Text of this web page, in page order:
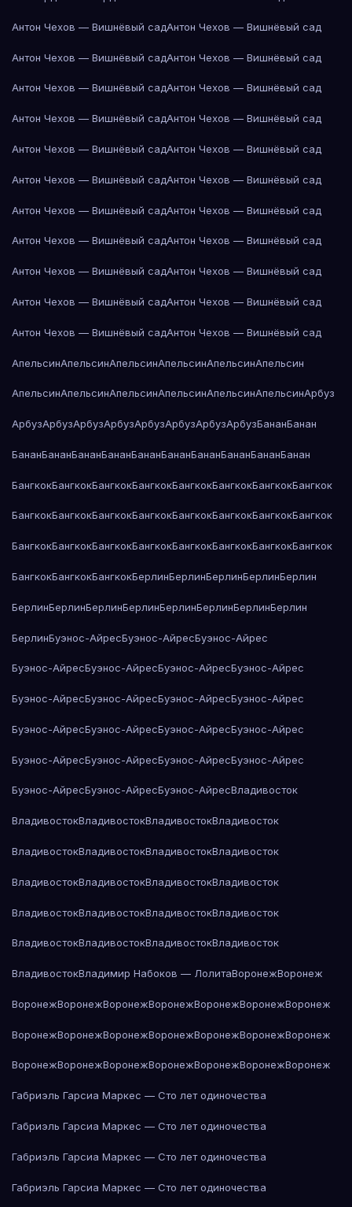
Антон Чехов — Вишнёвый садАнтон Чехов — Вишнёвый сад
Антон Чехов — Вишнёвый садАнтон Чехов — Вишнёвый сад
Антон Чехов — Вишнёвый садАнтон Чехов — Вишнёвый сад
Антон Чехов — Вишнёвый садАнтон Чехов — Вишнёвый сад
Антон Чехов — Вишнёвый садАнтон Чехов — Вишнёвый сад
Антон Чехов — Вишнёвый садАнтон Чехов — Вишнёвый сад
Антон Чехов — Вишнёвый садАнтон Чехов — Вишнёвый сад
Антон Чехов — Вишнёвый садАнтон Чехов — Вишнёвый сад
Антон Чехов — Вишнёвый садАнтон Чехов — Вишнёвый сад
Антон Чехов — Вишнёвый садАнтон Чехов — Вишнёвый сад
Антон Чехов — Вишнёвый садАнтон Чехов — Вишнёвый сад
АпельсинАпельсинАпельсинАпельсинАпельсинАпельсин
АпельсинАпельсинАпельсинАпельсинАпельсинАпельсинАрбуз
АрбузАрбузАрбузАрбузАрбузАрбузАрбузАрбузБананБанан
БананБананБананБананБананБананБананБананБананБанан
БангкокБангкокБангкокБангкокБангкокБангкокБангкокБангкок
БангкокБангкокБангкокБангкокБангкокБангкокБангкокБангкок
БангкокБангкокБангкокБангкокБангкокБангкокБангкокБангкок
БангкокБангкокБангкокБерлинБерлинБерлинБерлинБерлин
БерлинБерлинБерлинБерлинБерлинБерлинБерлинБерлин
БерлинБуэнос-АйресБуэнос-АйресБуэнос-Айрес
Буэнос-АйресБуэнос-АйресБуэнос-АйресБуэнос-Айрес
Буэнос-АйресБуэнос-АйресБуэнос-АйресБуэнос-Айрес
Буэнос-АйресБуэнос-АйресБуэнос-АйресБуэнос-Айрес
Буэнос-АйресБуэнос-АйресБуэнос-АйресБуэнос-Айрес
Буэнос-АйресБуэнос-АйресБуэнос-АйресВладивосток
ВладивостокВладивостокВладивостокВладивосток
ВладивостокВладивостокВладивостокВладивосток
ВладивостокВладивостокВладивостокВладивосток
ВладивостокВладивостокВладивостокВладивосток
ВладивостокВладивостокВладивостокВладивосток
ВладивостокВладимир Набоков — ЛолитаВоронежВоронеж
ВоронежВоронежВоронежВоронежВоронежВоронежВоронеж
ВоронежВоронежВоронежВоронежВоронежВоронежВоронеж
ВоронежВоронежВоронежВоронежВоронежВоронежВоронеж
Габриэль Гарсиа Маркес — Сто лет одиночества
Габриэль Гарсиа Маркес — Сто лет одиночества
Габриэль Гарсиа Маркес — Сто лет одиночества
Габриэль Гарсиа Маркес — Сто лет одиночества